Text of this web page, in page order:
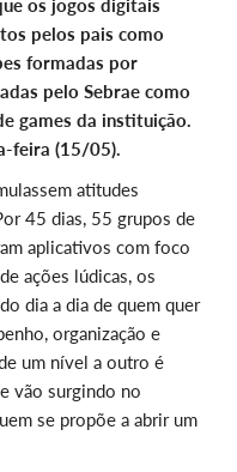
os jogos digitais
pelos pais como
formadas por
pelo Sebrae como
games da instituição.
feira (15/05).
atitudes
45 dias, 55 grupos de
aplicativos com foco
ações lúdicas, os
dia a dia de quem quer
organização e
um nível a outro é
vão surgindo no
se propõe a abrir um